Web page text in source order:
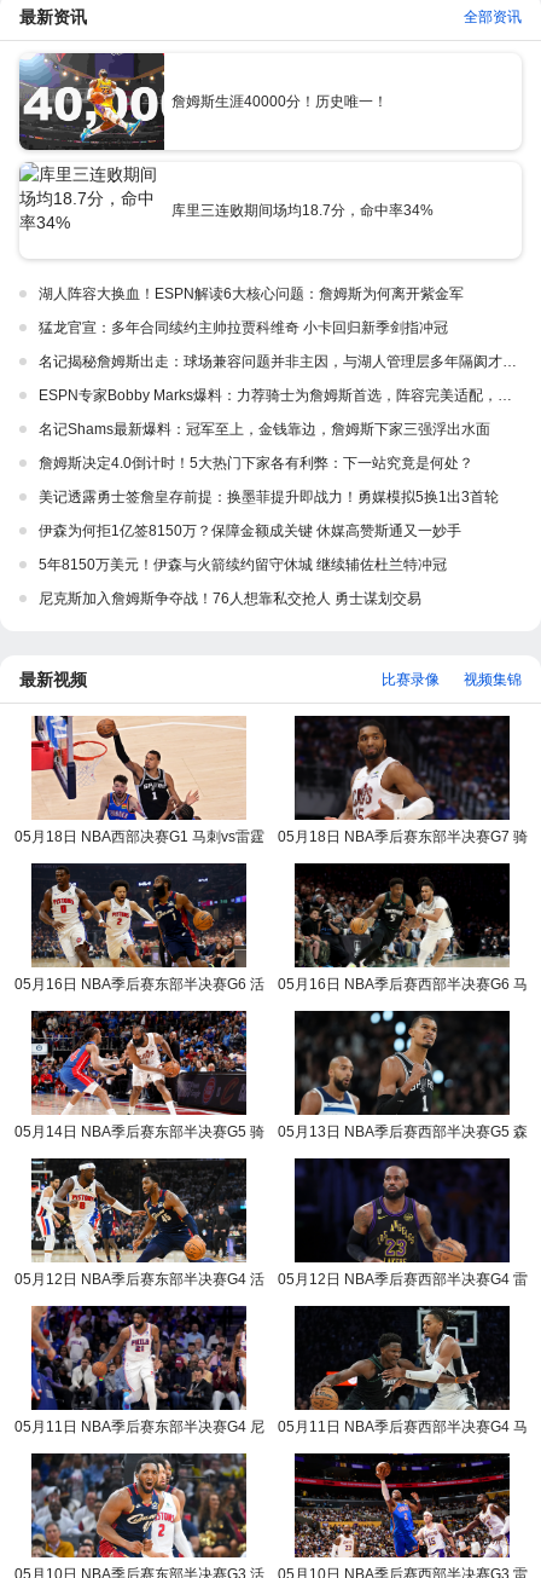
最新资讯 全部资讯
詹姆斯生涯40000分！历史唯一！
库里三连败期间场均18.7分，命中率34%
湖人阵容大换血！ESPN解读6大核心问题：詹姆斯为何离开紫金军
猛龙官宣：多年合同续约主帅拉贾科维奇 小卡回归新季剑指冲冠
名记揭秘詹姆斯出走：球场兼容问题并非主因，与湖人管理层多年隔阂才是真正导火索
ESPN专家Bobby Marks爆料：力荐骑士为詹姆斯首选，阵容完美适配，家乡情怀加分
名记Shams最新爆料：冠军至上，金钱靠边，詹姆斯下家三强浮出水面
詹姆斯决定4.0倒计时！5大热门下家各有利弊：下一站究竟是何处？
美记透露勇士签詹皇存前提：换墨菲提升即战力！勇媒模拟5换1出3首轮
伊森为何拒1亿签8150万？保障金额成关键 休媒高赞斯通又一妙手
5年8150万美元！伊森与火箭续约留守休城 继续辅佐杜兰特冲冠
尼克斯加入詹姆斯争夺战！76人想靠私交抢人 勇士谋划交易
最新视频 视频集锦
比赛录像
05月18日 NBA西部决赛G1 马刺vs雷霆
05月18日 NBA季后赛东部半决赛G7 骑
05月16日 NBA季后赛东部半决赛G6 活
05月16日 NBA季后赛西部半决赛G6 马
05月14日 NBA季后赛东部半决赛G5 骑
05月13日 NBA季后赛西部半决赛G5 森
05月12日 NBA季后赛东部半决赛G4 活
05月12日 NBA季后赛西部半决赛G4 雷
05月11日 NBA季后赛东部半决赛G4 尼
05月11日 NBA季后赛西部半决赛G4 马
05月10日 NBA季后赛东部半决赛G3 活 05月10日 NBA季后赛西部半决赛G3 雷